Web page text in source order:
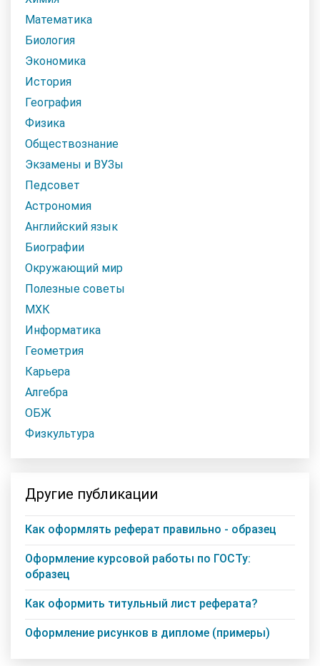
Математика
Биология
Экономика
История
География
Физика
Обществознание
Экзамены и ВУЗы
Педсовет
Астрономия
Английский язык
Биографии
Окружающий мир
Полезные советы
МХК
Информатика
Геометрия
Карьера
Алгебра
ОБЖ
Физкультура
Другие публикации
Как оформлять реферат правильно - образец
Оформление курсовой работы по ГОСТу:
образец
Как оформить титульный лист реферата?
Оформление рисунков в дипломе (примеры)